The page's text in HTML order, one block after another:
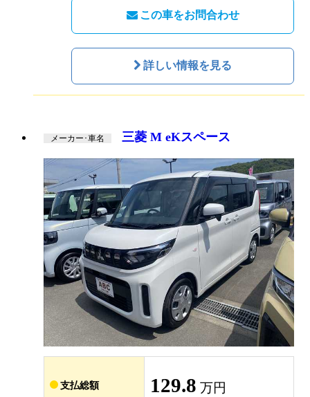
この車をお問合わせ
詳しい情報を見る
メーカー･車名 三菱 M eKスペース
支払総額 129.8 万円